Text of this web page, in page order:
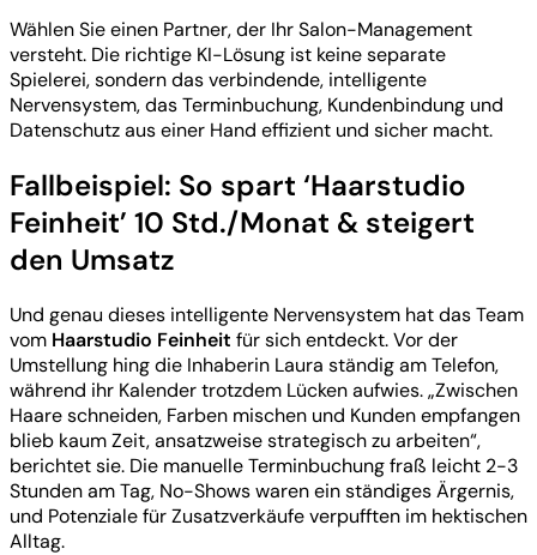
Wählen Sie einen Partner, der Ihr Salon-Management
versteht. Die richtige KI-Lösung ist keine separate
Spielerei, sondern das verbindende, intelligente
Nervensystem, das Terminbuchung, Kundenbindung und
Datenschutz aus einer Hand effizient und sicher macht.
Fallbeispiel: So spart ‘Haarstudio
Feinheit’ 10 Std./Monat & steigert
den Umsatz
Und genau dieses intelligente Nervensystem hat das Team
vom Haarstudio Feinheit für sich entdeckt. Vor der
Umstellung hing die Inhaberin Laura ständig am Telefon,
während ihr Kalender trotzdem Lücken aufwies. „Zwischen
Haare schneiden, Farben mischen und Kunden empfangen
blieb kaum Zeit, ansatzweise strategisch zu arbeiten“,
berichtet sie. Die manuelle Terminbuchung fraß leicht 2-3
Stunden am Tag, No-Shows waren ein ständiges Ärgernis,
und Potenziale für Zusatzverkäufe verpufften im hektischen
Alltag.